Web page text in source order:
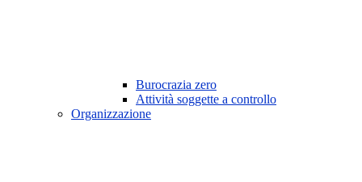
Burocrazia zero
Attività soggette a controllo
Organizzazione